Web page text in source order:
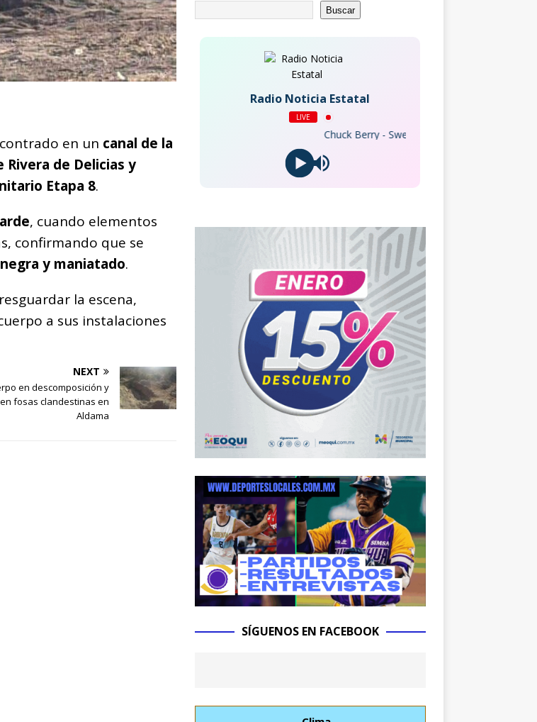
en un canal de la
Rivera de Delicias y
Etapa 8.
, cuando elementos
confirmando que se
y maniatado.
la escena,
a sus instalaciones
NEXT
en descomposición y
fosas clandestinas en
Aldama
Buscar
Radio Noticia Estatal
LIVE
Chuck Berry - Sweet Little Sixteen
SÍGUENOS EN FACEBOOK